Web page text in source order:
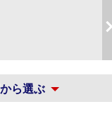
次
へ
ら選ぶ